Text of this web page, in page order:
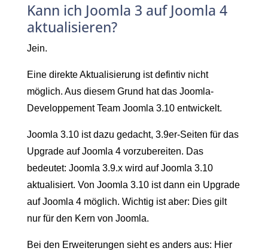
Kann ich Joomla 3 auf Joomla 4
aktualisieren?
Jein.
Eine direkte Aktualisierung ist defintiv nicht
möglich. Aus diesem Grund hat das Joomla-
Developpement Team Joomla 3.10 entwickelt.
Joomla 3.10 ist dazu gedacht, 3.9er-Seiten für das
Upgrade auf Joomla 4 vorzubereiten. Das
bedeutet: Joomla 3.9.x wird auf Joomla 3.10
aktualisiert. Von Joomla 3.10 ist dann ein Upgrade
auf Joomla 4 möglich. Wichtig ist aber: Dies gilt
nur für den Kern von Joomla.
Bei den Erweiterungen sieht es anders aus: Hier